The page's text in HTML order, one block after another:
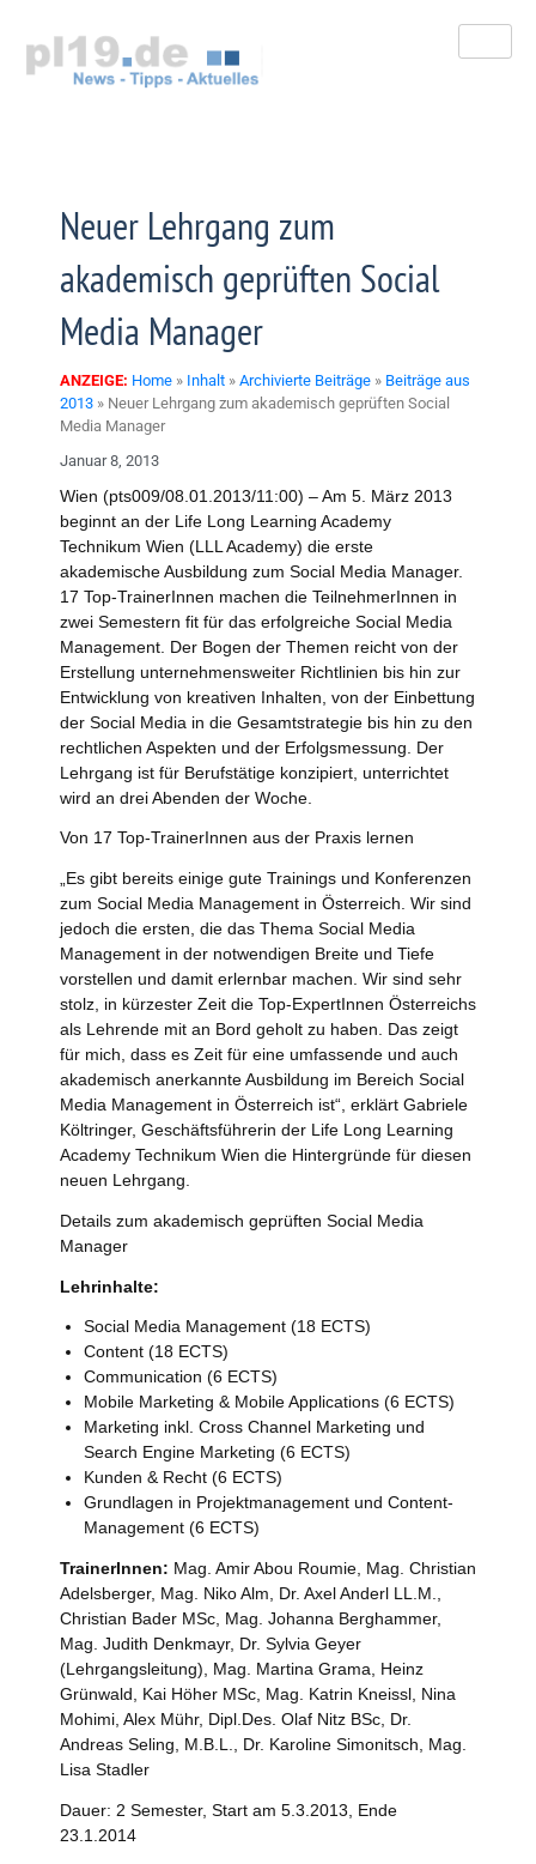
springen
Neuer Lehrgang zum
akademisch geprüften Social
Media Manager
ANZEIGE: Home » Inhalt » Archivierte Beiträge » Beiträge aus
2013 » Neuer Lehrgang zum akademisch geprüften Social
Media Manager
Januar 8, 2013
Wien (pts009/08.01.2013/11:00) – Am 5. März 2013
beginnt an der Life Long Learning Academy
Technikum Wien (LLL Academy) die erste
akademische Ausbildung zum Social Media Manager.
17 Top-TrainerInnen machen die TeilnehmerInnen in
zwei Semestern fit für das erfolgreiche Social Media
Management. Der Bogen der Themen reicht von der
Erstellung unternehmensweiter Richtlinien bis hin zur
Entwicklung von kreativen Inhalten, von der Einbettung
der Social Media in die Gesamtstrategie bis hin zu den
rechtlichen Aspekten und der Erfolgsmessung. Der
Lehrgang ist für Berufstätige konzipiert, unterrichtet
wird an drei Abenden der Woche.
Von 17 Top-TrainerInnen aus der Praxis lernen
„Es gibt bereits einige gute Trainings und Konferenzen
zum Social Media Management in Österreich. Wir sind
jedoch die ersten, die das Thema Social Media
Management in der notwendigen Breite und Tiefe
vorstellen und damit erlernbar machen. Wir sind sehr
stolz, in kürzester Zeit die Top-ExpertInnen Österreichs
als Lehrende mit an Bord geholt zu haben. Das zeigt
für mich, dass es Zeit für eine umfassende und auch
akademisch anerkannte Ausbildung im Bereich Social
Media Management in Österreich ist“, erklärt Gabriele
Költringer, Geschäftsführerin der Life Long Learning
Academy Technikum Wien die Hintergründe für diesen
neuen Lehrgang.
Details zum akademisch geprüften Social Media
Manager
Lehrinhalte:
Social Media Management (18 ECTS)
Content (18 ECTS)
Communication (6 ECTS)
Mobile Marketing & Mobile Applications (6 ECTS)
Marketing inkl. Cross Channel Marketing und
Search Engine Marketing (6 ECTS)
Kunden & Recht (6 ECTS)
Grundlagen in Projektmanagement und Content-
Management (6 ECTS)
TrainerInnen: Mag. Amir Abou Roumie, Mag. Christian
Adelsberger, Mag. Niko Alm, Dr. Axel Anderl LL.M.,
Christian Bader MSc, Mag. Johanna Berghammer,
Mag. Judith Denkmayr, Dr. Sylvia Geyer
(Lehrgangsleitung), Mag. Martina Grama, Heinz
Grünwald, Kai Höher MSc, Mag. Katrin Kneissl, Nina
Mohimi, Alex Mühr, Dipl.Des. Olaf Nitz BSc, Dr.
Andreas Seling, M.B.L., Dr. Karoline Simonitsch, Mag.
Lisa Stadler
Dauer: 2 Semester, Start am 5.3.2013, Ende
23.1.2014